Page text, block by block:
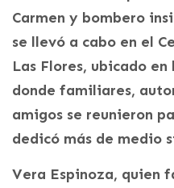
Carmen y bombero
se llevó a cabo en el
Las Flores, ubicado
donde familiares,
amigos se reunieron
dedicó más de medio
Vera Espinoza, quien